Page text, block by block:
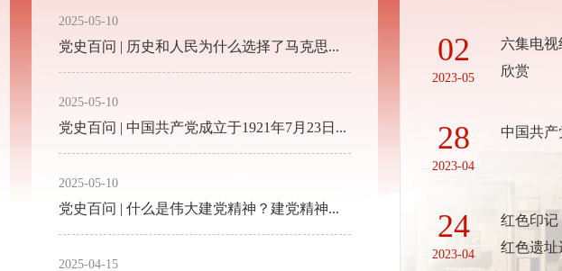
2025-05-10
2025-05-10
2025-05-10
2025-04-15
02
2023-05
六集电
欣赏
28
2023-04
中国共产
24
2023-04
红色印
红色遗址